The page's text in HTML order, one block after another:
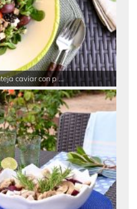
caviar con p ...